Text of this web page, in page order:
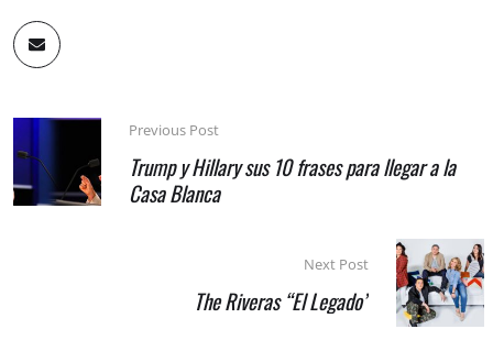
Previous Post
Trump y Hillary sus 10 frases para llegar a la
Casa Blanca
Next Post
The Riveras “El Legado”